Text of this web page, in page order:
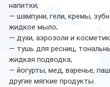
напитки;
— шампуни, гели, кремы,
жидкое мыло;
— духи, аэрозоли и
— тушь для ресниц,
жидкая подводка;
— йогурты, мед, варенье,
другие мягкие продукты.